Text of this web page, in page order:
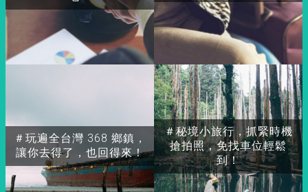
＃玩遍全台灣 368 鄉鎮，
讓你去得了，也回得來！
＃秘境小旅行，抓緊時機
搶拍照，免找車位輕鬆
到！